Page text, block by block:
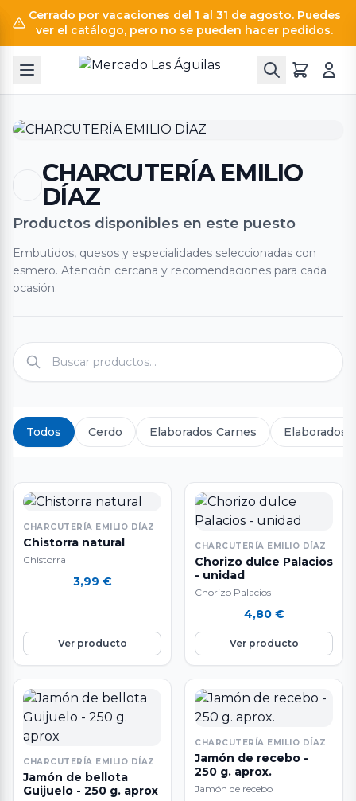
Cerrado por vacaciones del 1 al 31 de agosto. Puedes
ver el catálogo, pero no se pueden hacer pedidos.
CHARCUTERÍA EMILIO
DÍAZ
Productos disponibles en este puesto
Embutidos, quesos y especialidades seleccionadas con
esmero. Atención cercana y recomendaciones para cada
ocasión.
Todos Cerdo Elaborados Carnes Elaborados
CHARCUTERÍA EMILIO DÍAZ
Chistorra natural
Chistorra
3,99 €
Ver producto
CHARCUTERÍA EMILIO DÍAZ
Chorizo dulce Palacios
- unidad
4,80 €
Ver producto
CHARCUTERÍA EMILIO DÍAZ
Jamón de bellota
Guijuelo - 250 g. aprox
CHARCUTERÍA EMILIO DÍAZ
Jamón de recebo -
250 g. aprox.
Jamón de recebo